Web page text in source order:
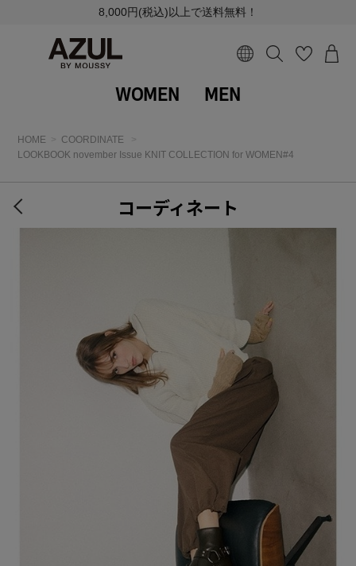
8,000円(税込)以上で送料無料！
WOMEN MEN
HOME
COORDINATE
LOOKBOOK november Issue KNIT COLLECTION for WOMEN#4
コーディネート